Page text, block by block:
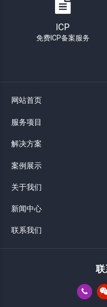
ICP
免费ICP备案服务
网站首页
服务项目
解决方案
案例展示
关于我们
新闻中心
联系我们
联